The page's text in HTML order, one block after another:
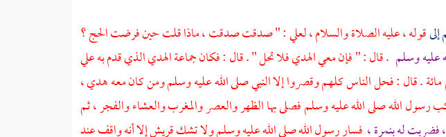
إلىقوله ، عليه الصلاة والسلام، لعلي: " صدقت صدقت ، ماذا قلت حين فرضت الحج ؟
عليه وسلم . قال : " فإن معي الهدي فلا تحل " . قال : فكان جماعة الهدي الذي قدم بهعلي
. قال : فحل الناس كلهم وقصروا إلا النبي صلى الله عليه وسلم ومن كان معه هدي ،
رسول الله صلى الله عليه وسلم فصلى بها الظهر والعصر والمغرب والعشاء والفجر ، ثم
فضربت له بنمرة ، فسار رسول الله صلى الله عليه وسلم ولا تشكقريشإلا أنه واقف عند